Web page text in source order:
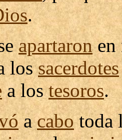
.
apartaronen
lossacerdotes
a lostesoros.
acabotoda